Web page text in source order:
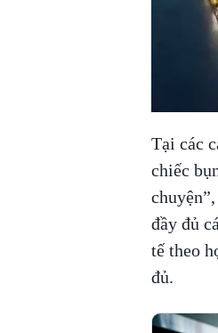
Tại các
chiếc
đầy đủ
tế theo
đủ.